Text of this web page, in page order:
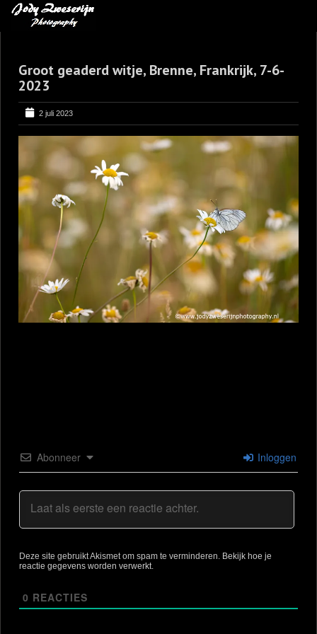
BLOG
BENCE MATE FOTOHUTTEN
CONTACT
Groot geaderd witje, Brenne, Frankrijk, 7-6-
2023
2 juli 2023
Abonneer Inloggen
Deze site gebruikt Akismet om spam te verminderen. Bekijk hoe je
reactie gegevens worden verwerkt.
0 REACTIES